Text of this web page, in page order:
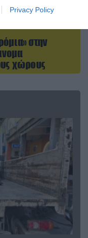
Privacy Policy
στην
χώρους